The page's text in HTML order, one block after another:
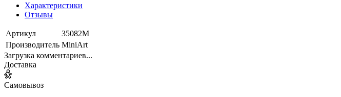
Характеристики
Отзывы
Артикул
35082М
Производитель MiniArt
Загрузка комментариев...
Доставка
Самовывоз